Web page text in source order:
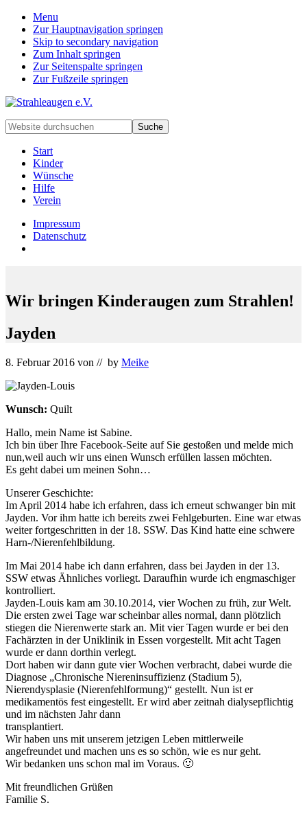
Menu
Zur Hauptnavigation springen
Skip to secondary navigation
Zum Inhalt springen
Zur Seitenspalte springen
Zur Fußzeile springen
Handarbeiten
für
besondere
Kinder
deren
Familien
Website
durchsuchen
Start
Kinder
Wünsche
Hilfe
Verein
Impressum
Datenschutz
Wir bringen Kinderaugen zum Strahlen!
Jayden
8. Februar 2016 von // by Meike
Wunsch: Quilt
Hallo, mein Name ist Sabine.
Ich bin über Ihre Facebook-Seite auf Sie gestoßen und melde mich
nun,weil auch wir uns einen Wunsch erfüllen lassen möchten.
Es geht dabei um meinen Sohn…
Unserer Geschichte:
Im April 2014 habe ich erfahren, dass ich erneut schwanger bin mit
Jayden. Vor ihm hatte ich bereits zwei Fehlgeburten. Eine war etwas
weiter fortgeschritten in der 18. SSW. Das Kind hatte eine schwere
Harn-/Nierenfehlbildung.
Im Mai 2014 habe ich dann erfahren, dass bei Jayden in der 13.
SSW etwas Ähnliches vorliegt. Daraufhin wurde ich engmaschiger
kontrolliert.
Jayden-Louis kam am 30.10.2014, vier Wochen zu früh, zur Welt.
Die ersten zwei Tage war scheinbar alles normal, dann plötzlich
stiegen die Nierenwerte stark an. Mit vier Tagen wurde er bei den
Fachärzten in der Uniklinik in Essen vorgestellt. Mit acht Tagen
wurde er dann dorthin verlegt.
Dort haben wir dann gute vier Wochen verbracht, dabei wurde die
Diagnose „Chronische Niereninsuffizienz (Stadium 5),
Nierendysplasie (Nierenfehlformung)“ gestellt. Nun ist er
medikamentös fest eingestellt. Er wird aber zeitnah dialysepflichtig
und im nächsten Jahr dann
transplantiert.
Wir haben uns mit unserem jetzigen Leben mittlerweile
angefreundet und machen uns es so schön, wie es nur geht.
Wir bedanken uns schon mal im Voraus. 🙂
Mit freundlichen Grüßen
Familie S.